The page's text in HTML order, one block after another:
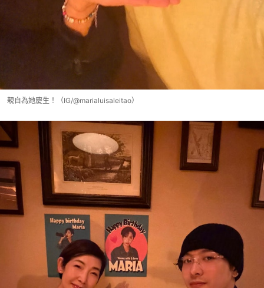
親自為她慶生！（IG/@marialuisaleitao）